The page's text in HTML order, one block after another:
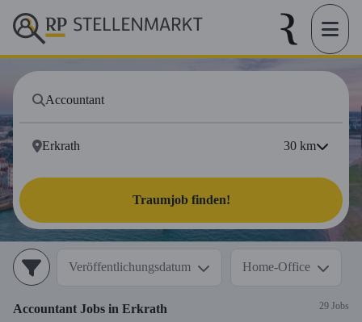
30 km
Traumjob finden!
Veröffentlichungsdatum Home-Office
Accountant Jobs in Erkrath 29 Jobs